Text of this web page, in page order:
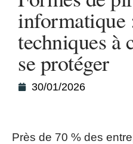
informatique
techniques à
se protéger
30/01/2026
Près de 70 % des